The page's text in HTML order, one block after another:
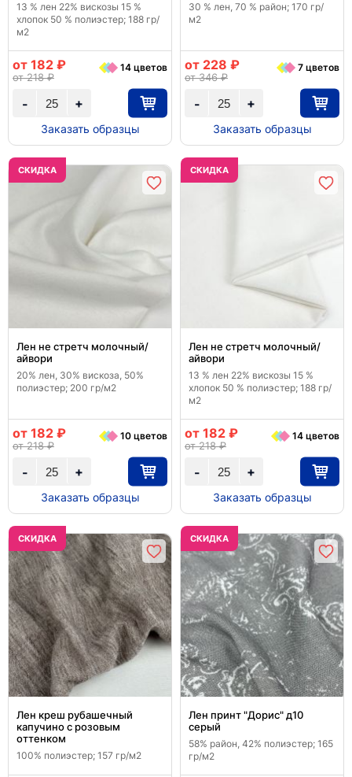
13 % лен 22% вискозы 15 %
хлопок 50 % полиэстер; 188 гр/
м2
+
-
от 182 ₽
от 218 ₽
14 цветов
Заказать образцы
30 % лен, 70 % район; 170 гр/
м2
+
-
от 228 ₽
от 346 ₽
7 цветов
Заказать образцы
CКИДКА
Лен не стретч молочный/
айвори
20% лен, 30% вискоза, 50%
полиэстер; 200 гр/м2
+
-
от 182 ₽
от 218 ₽
10 цветов
Заказать образцы
CКИДКА
Лен не стретч молочный/
айвори
13 % лен 22% вискозы 15 %
хлопок 50 % полиэстер; 188 гр/
м2
+
-
от 182 ₽
от 218 ₽
14 цветов
Заказать образцы
CКИДКА
Лен креш рубашечный
капучино с розовым
оттенком
100% полиэстер; 157 гр/м2
CКИДКА
Лен принт "Дорис" д10
серый
58% район, 42% полиэстер; 165
гр/м2